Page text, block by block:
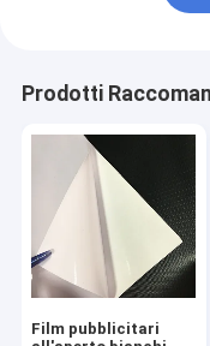
Prodotti
Film pubblicitari